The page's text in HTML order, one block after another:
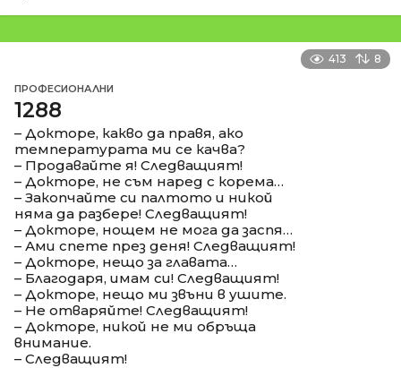
413 8
ПРОФЕСИОНАЛНИ
1288
– Докторе, какво да правя, ако
температурата ми се качва?
– Продавайте я! Следващият!
– Докторе, не съм наред с корема…
– Закопчайте си палтото и никой
няма да разбере! Следващият!
– Докторе, нощем не мога да заспя…
– Ами спете през деня! Следващият!
– Докторе, нещо за главата…
– Благодаря, имам си! Следващият!
– Докторе, нещо ми звъни в ушите.
– Не отваряйте! Следващият!
– Докторе, никой не ми обръща
внимание.
– Следващият!